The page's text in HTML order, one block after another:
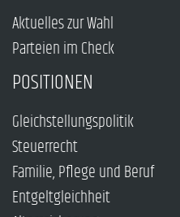
Aktuelles zur Wahl
Parteien im Check
POSITIONEN
Gleichstellungspolitik
Steuerrecht
Familie, Pflege und Beruf
Entgeltgleichheit